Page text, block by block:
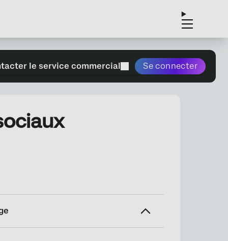
le service commercial Se connecter